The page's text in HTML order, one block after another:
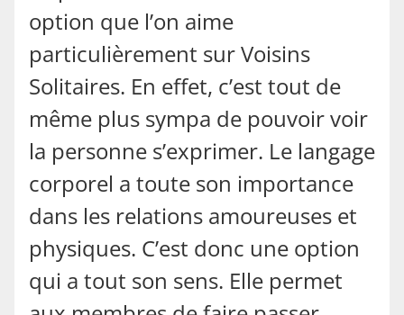
option que l’on aime
particulièrement sur Voisins
Solitaires. En effet, c’est tout de
même plus sympa de pouvoir voir
la personne s’exprimer. Le langage
corporel a toute son importance
dans les relations amoureuses et
physiques. C’est donc une option
qui a tout son sens. Elle permet